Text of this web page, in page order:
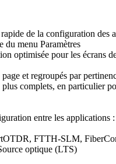
de la configuration des
menu Paramètres
optimisée pour les écrans
et regroupés par
complets, en particulier
entre les applications :
FTTH-SLM,
optique (LTS)